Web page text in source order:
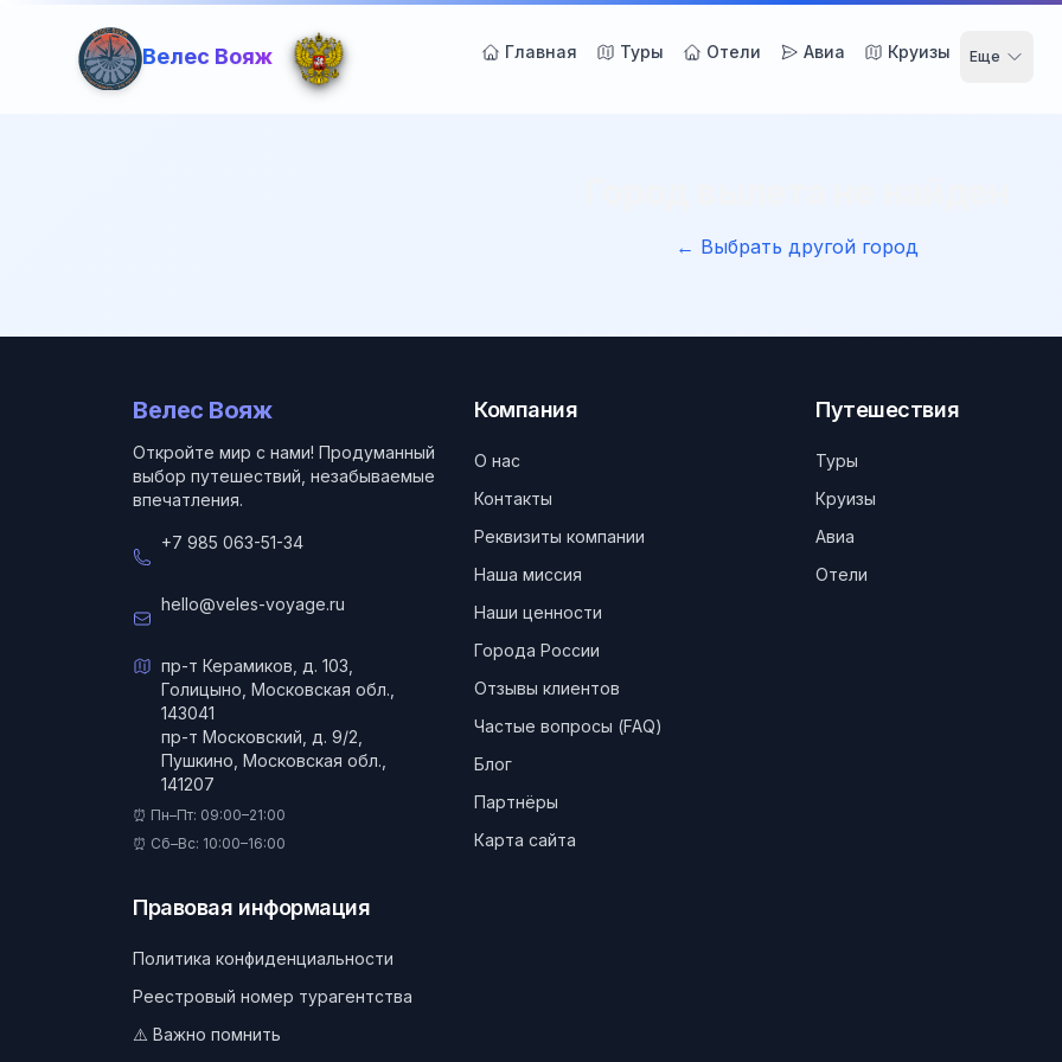
Велес Вояж Главная Туры Отели Авиа Круизы Еще
← Выбрать другой город
Велес Вояж
Откройте мир с нами! Продуманный
выбор путешествий, незабываемые
впечатления.
+7 985 063-51-34
hello@veles-voyage.ru
пр-т Керамиков, д. 103,
Голицыно, Московская обл.,
143041
пр-т Московский, д. 9/2,
Пушкино, Московская обл.,
141207
⏰ Пн–Пт: 09:00–21:00
⏰ Сб–Вс: 10:00–16:00
Компания
О нас
Контакты
Реквизиты компании
Наша миссия
Наши ценности
Города России
Отзывы клиентов
Частые вопросы (FAQ)
Блог
Партнёры
Карта сайта
Путешествия
Туры
Круизы
Авиа
Отели
Правовая информация
Политика конфиденциальности
Реестровый номер турагентства
⚠️ Важно помнить